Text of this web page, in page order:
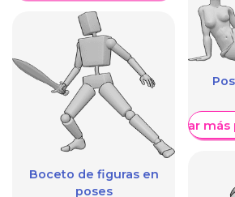
Boceto de figuras en
poses
Mostrar